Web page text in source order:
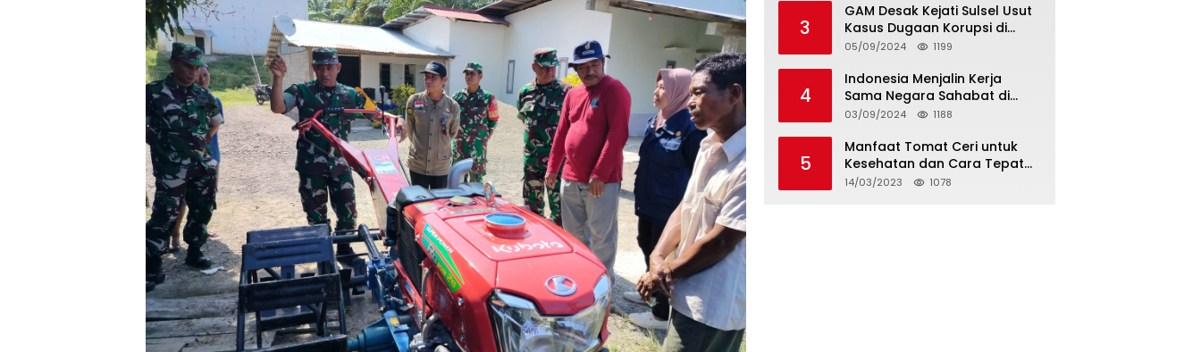
3
GAM Desak Kejati Sulsel Usut
Kasus Dugaan Korupsi di
Desa Bonea Kabupeten
05/09/2024 1199
4
Indonesia Menjalin Kerja
Sama Negara Sahabat di
Afrika
03/09/2024 1188
5
Manfaat Tomat Ceri untuk
Kesehatan dan Cara Tepat
Mengonsumsinya
14/03/2023 1078